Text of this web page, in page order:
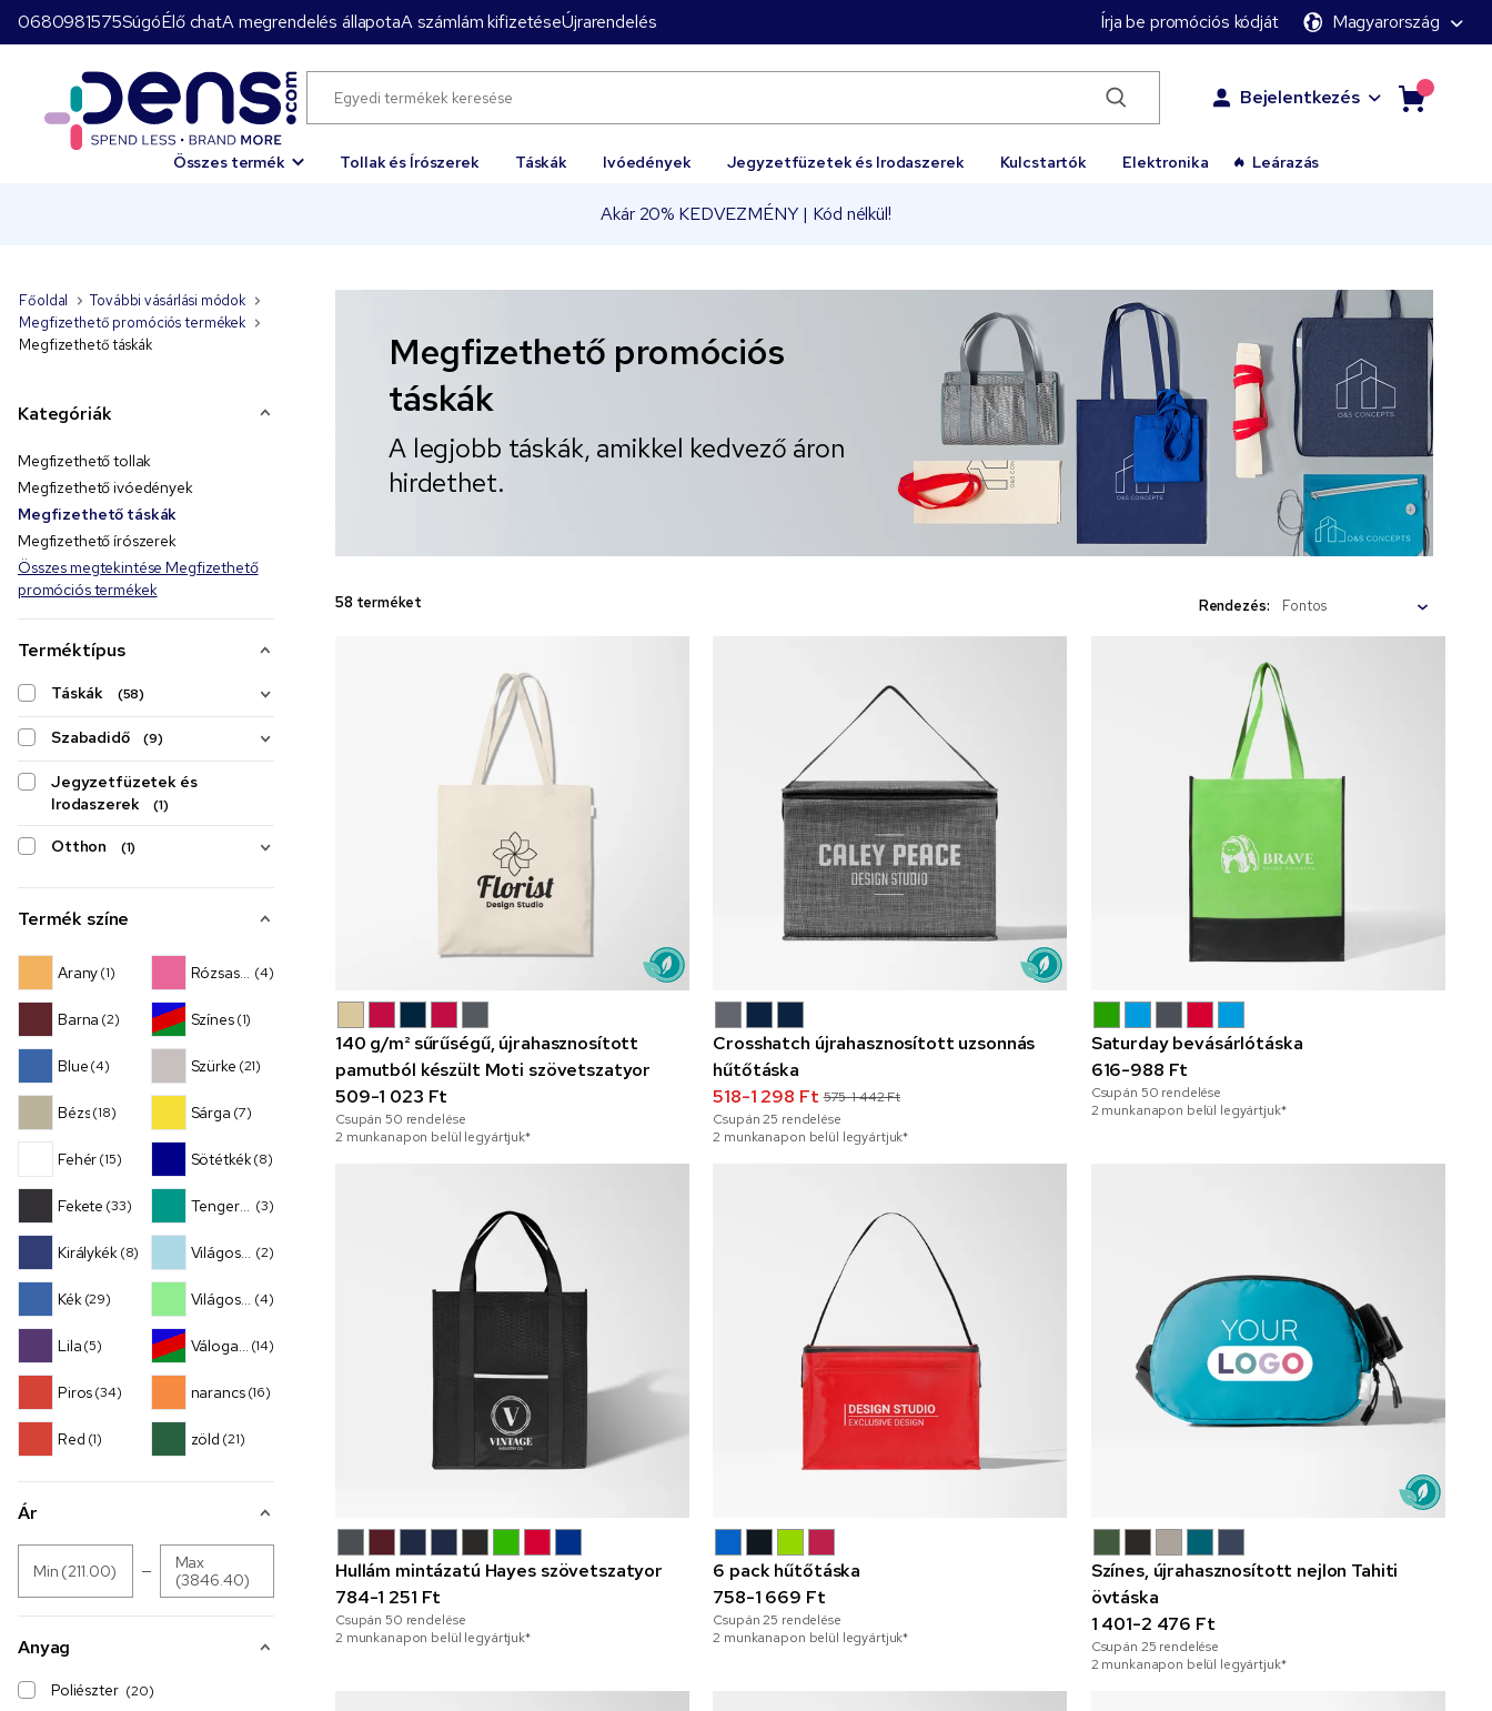
0680981575SúgóÉlő chatA megrendelés állapotaA számlám kifizetéseÚjrarendelés Írja be promóciós kódját Magyarország
Bejelentkezés
Összes termék Tollak és Írószerek Táskák Ivóedények Jegyzetfüzetek és Irodaszerek Kulcstartók Elektronika Leárazás
Akár 20% KEDVEZMÉNY | Kód nélkül!
Főoldal
További vásárlási módok
Megfizethető promóciós termékek
Megfizethető táskák
Kategóriák
Megfizethető tollak
Megfizethető ivóedények
Megfizethető táskák
Megfizethető írószerek
Összes megtekintése Megfizethető
promóciós termékek
Terméktípus
Táskák (58)
Szabadidő (9)
Jegyzetfüzetek és
Irodaszerek
(1)
Otthon (1)
Termék színe
Arany(1)
Barna (2)
Blue(4)
Bézs(18)
Fehér(15)
Fekete (33)
Királykék (8)
Kék (29)
Lila(5)
Piros(34)
Red (1)
Rózsaszín(4)
Színes (1)
Szürke (21)
Sárga (7)
Sötétkék(8)
Tengerzöld
(3)
Világoskék(2)
Világoszöld
(4)
Válogatott(14)
narancs (16)
zöld (21)
Ár
Min (211.00)
Max
(3846.40)
Anyag
Poliészter (20)
Megfizethető promóciós
táskák
A legjobb táskák, amikkel kedvező áron
hirdethet.
58 terméket Rendezés:
140 g/m² sűrűségű, újrahasznosított
pamutból készült Moti szövetszatyor
509-1 023 Ft
Csupán50 rendelése
2 munkanapon belül legyártjuk*
Crosshatch újrahasznosított uzsonnás
hűtőtáska
518-1 298 Ft 575-1 442 Ft
Csupán25 rendelése
2 munkanapon belül legyártjuk*
Saturday bevásárlótáska
616-988 Ft
Csupán 50 rendelése
2 munkanapon belül legyártjuk*
Hullám mintázatú Hayes szövetszatyor
784-1 251 Ft
Csupán50 rendelése
2 munkanapon belül legyártjuk*
6 pack hűtőtáska
758-1 669 Ft
Csupán25 rendelése
2 munkanapon belül legyártjuk*
Színes, újrahasznosított nejlon Tahiti
övtáska
1 401-2 476 Ft
Csupán 25 rendelése
2 munkanapon belül legyártjuk*